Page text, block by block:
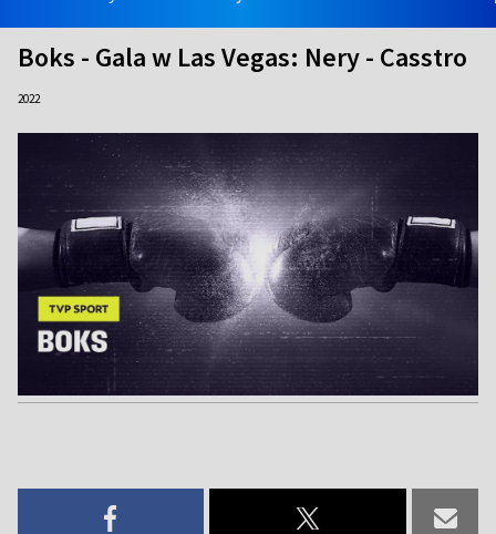
Boks - Gala w Las Vegas: Nery - Casstro
2022